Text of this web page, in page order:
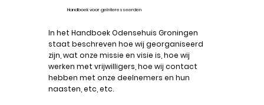
Handboek voor geïnteresseerden
In het Handboek Odensehuis Groningen
staat beschreven hoe wij georganiseerd
zijn, wat onze missie en visie is, hoe wij
werken met vrijwilligers, hoe wij contact
hebben met onze deelnemers en hun
naasten, etc, etc.